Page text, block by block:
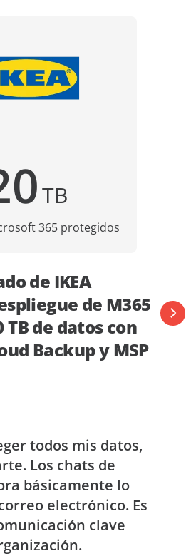
de IKEA
de M365
de datos con
Backup y MSP
todos mis datos,
Los chats de
básicamente lo
electrónico. Es
clave
TB
365 protegidos